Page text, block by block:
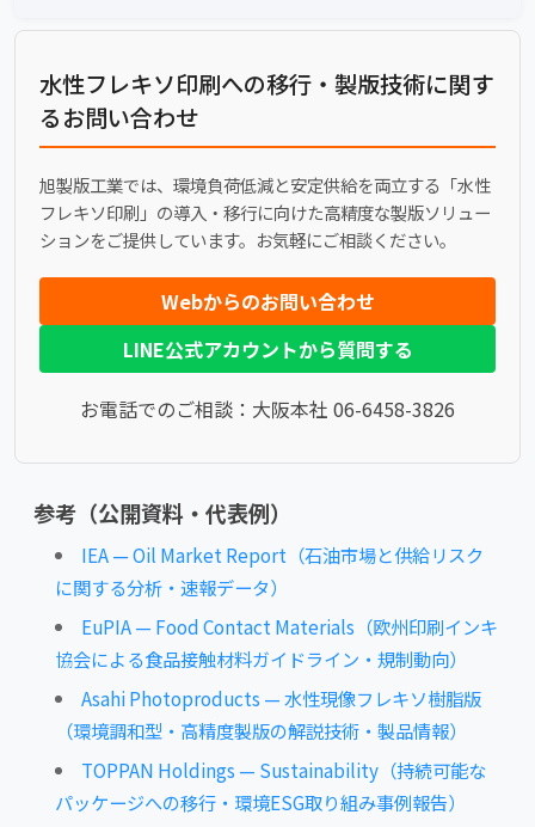
水性フレキソ印刷への移行・製版技術に関す
るお問い合わせ
旭製版工業では、環境負荷低減と安定供給を両立する「水性
フレキソ印刷」の導入・移行に向けた高精度な製版ソリュー
ションをご提供しています。お気軽にご相談ください。
Webからのお問い合わせ
LINE公式アカウントから質問する
お電話でのご相談：大阪本社 06-6458-3826
参考（公開資料・代表例）
IEA — Oil Market Report（石油市場と供給リスク
に関する分析・速報データ）
EuPIA — Food Contact Materials（欧州印刷インキ
協会による食品接触材料ガイドライン・規制動向）
Asahi Photoproducts — 水性現像フレキソ樹脂版
（環境調和型・高精度製版の解説技術・製品情報）
TOPPAN Holdings — Sustainability（持続可能な
パッケージへの移行・環境ESG取り組み事例報告）